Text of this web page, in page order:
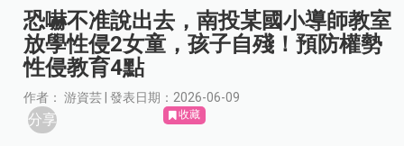
恐嚇不准說出去，南投某國小導師教室
放學性侵2女童，孩子自殘！預防權勢
性侵教育4點
作者： 游資芸 | 發表日期：2026-06-09
分享 收藏